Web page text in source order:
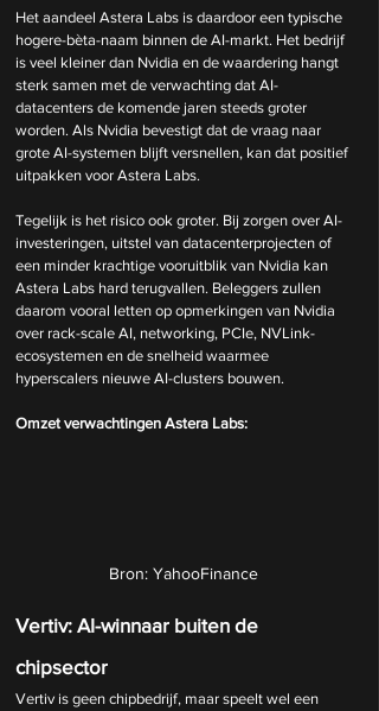
Het aandeel Astera Labs is daardoor een typische
hogere-bèta-naam binnen de AI-markt. Het bedrijf
is veel kleiner dan Nvidia en de waardering hangt
sterk samen met de verwachting dat AI-
datacenters de komende jaren steeds groter
worden. Als Nvidia bevestigt dat de vraag naar
grote AI-systemen blijft versnellen, kan dat positief
uitpakken voor Astera Labs.
Tegelijk is het risico ook groter. Bij zorgen over AI-
investeringen, uitstel van datacenterprojecten of
een minder krachtige vooruitblik van Nvidia kan
Astera Labs hard terugvallen. Beleggers zullen
daarom vooral letten op opmerkingen van Nvidia
over rack-scale AI, networking, PCIe, NVLink-
ecosystemen en de snelheid waarmee
hyperscalers nieuwe AI-clusters bouwen.
Omzet verwachtingen Astera Labs:
Bron: YahooFinance
Vertiv: AI-winnaar buiten de
chipsector
Vertiv is geen chipbedrijf, maar speelt wel een